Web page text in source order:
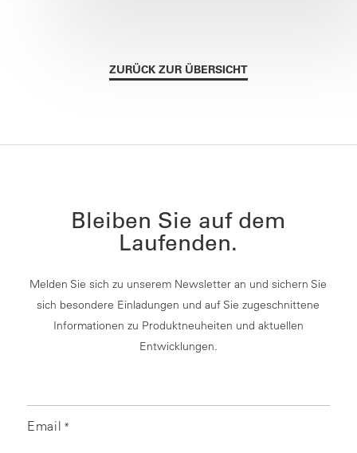
ZURÜCK ZUR ÜBERSICHT
Bleiben Sie auf dem
Laufenden.
Melden Sie sich zu unserem Newsletter an und sichern Sie
sich besondere Einladungen und auf Sie zugeschnittene
Informationen zu Produktneuheiten und aktuellen
Entwicklungen.
Email *